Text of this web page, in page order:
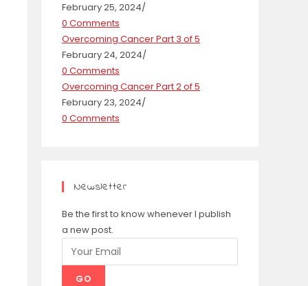
February 25, 2024/
0 Comments
Overcoming Cancer Part 3 of 5
February 24, 2024/
0 Comments
Overcoming Cancer Part 2 of 5
February 23, 2024/
0 Comments
Newsletter
Be the first to know whenever I publish
a new post.
GO